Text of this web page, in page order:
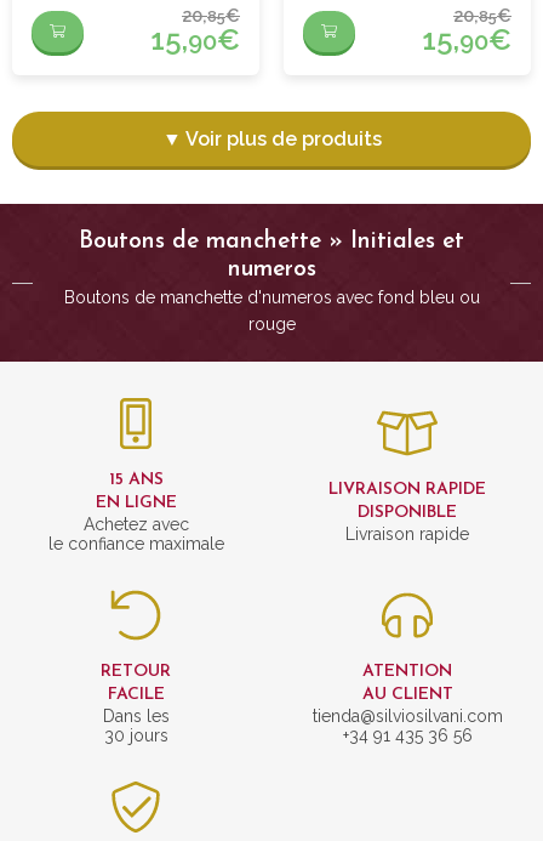
Boutons de manchette » Initiales et
numeros
Boutons de manchette d'numeros avec fond bleu ou
rouge
20,85€
15,90€
20,85€
15,90€
▼ Voir plus de produits
15 ANS
EN LIGNE
Achetez avec
le confiance maximale
LIVRAISON RAPIDE
DISPONIBLE
Livraison rapide
RETOUR
FACILE
Dans les
30 jours
ATENTION
AU CLIENT
tienda@silviosilvani.com
+34 91 435 36 56